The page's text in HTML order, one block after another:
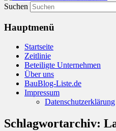
Suchen
Hauptmenü
Startseite
Zeitlinie
Beteiligte Unternehmen
Über uns
BauBlog-Liste.de
Impressum
Datenschutzerklärung
Schlagwortarchiv: